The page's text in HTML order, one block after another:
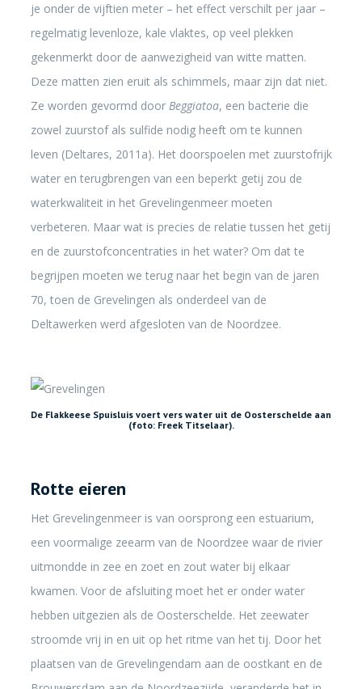
je onder de vijftien meter – het effect verschilt per jaar –
regelmatig levenloze, kale vlaktes, op veel plekken
gekenmerkt door de aanwezigheid van witte matten.
Deze matten zien eruit als schimmels, maar zijn dat niet.
Ze worden gevormd door Beggiatoa, een bacterie die
zowel zuurstof als sulfide nodig heeft om te kunnen
leven (Deltares, 2011a). Het doorspoelen met zuurstofrijk
water en terugbrengen van een beperkt getij zou de
waterkwaliteit in het Grevelingenmeer moeten
verbeteren. Maar wat is precies de relatie tussen het getij
en de zuurstofconcentraties in het water? Om dat te
begrijpen moeten we terug naar het begin van de jaren
70, toen de Grevelingen als onderdeel van de
Deltawerken werd afgesloten van de Noordzee.
De Flakkeese Spuisluis voert vers water uit de Oosterschelde aan
(foto: Freek Titselaar).
Rotte eieren
Het Grevelingenmeer is van oorsprong een estuarium,
een voormalige zeearm van de Noordzee waar de rivier
uitmondde in zee en zoet en zout water bij elkaar
kwamen. Voor de afsluiting moet het er onder water
hebben uitgezien als de Oosterschelde. Het zeewater
stroomde vrij in en uit op het ritme van het tij. Door het
plaatsen van de Grevelingendam aan de oostkant en de